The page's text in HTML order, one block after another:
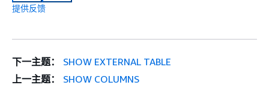
提供反馈
下一主题：
SHOW EXTERNAL TABLE
上一主题：
SHOW COLUMNS